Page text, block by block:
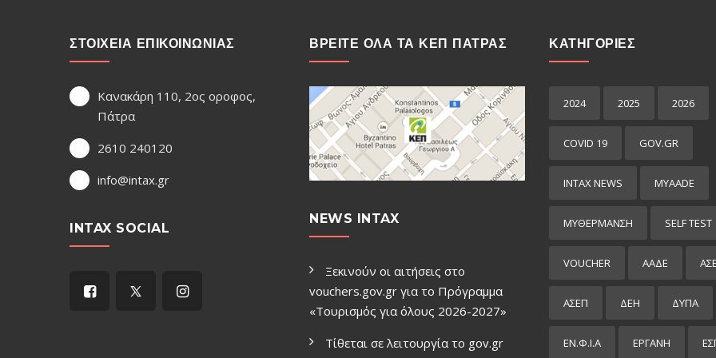
ΣΤΟΙΧΕΙΑ ΕΠΙΚΟΙΝΩΝΙΑΣ
Κανακάρη 110, 2ος οροφος,
Πάτρα
2610 240120
info@intax.gr
INTAX SOCIAL
ΒΡΕΙΤΕ ΟΛΑ ΤΑ ΚΕΠ ΠΑΤΡΑΣ
NEWS INTAX
Ξεκινούν οι αιτήσεις στο
vouchers.gov.gr για το Πρόγραμμα
«Τουρισμός για όλους 2026-2027»
Τίθεται σε λειτουργία το gov.gr
ΚΑΤΗΓΟΡΙΕΣ
2024 2025 2026
COVID 19 GOV.GR
INTAX NEWS MYAADE
MYΘΈΡΜΑΝΣΗ SELF TEST
VOUCHER ΑΑΔΕ
ΑΣΕΠ ΔΕΗ ΔΥΠΑ
ΕΝ.Φ.Ι.Α ΕΡΓΑΝΗ